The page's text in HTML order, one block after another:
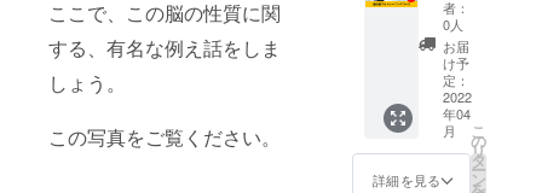
ここで、この脳の性質に関
する、有名な例え話をしま
しょう。
この写真をご覧ください。
ござい
ませ
ん。
効果に
は個人
差がご
ざいま
すこと
を予め
ご了承
公共の
場所と
させて
いただ
きま
す。 ※
会場手
配及び
会場費
いただ
きま
す。 ※
ネット
ワーク
販売や
企業イ
メージ
が相違
132,000
円のと
ころを
クラウ
ドファ
ンディ
ング特
別価格
の
ス】 達
成脳ト
レーニ
ングの
中から
目的に
合わせ
てオー
ダーメ
者：
0人
お届
け予
定：
2022
年04
月
詳細を見る
こ
の
リ
タ
ー
ン